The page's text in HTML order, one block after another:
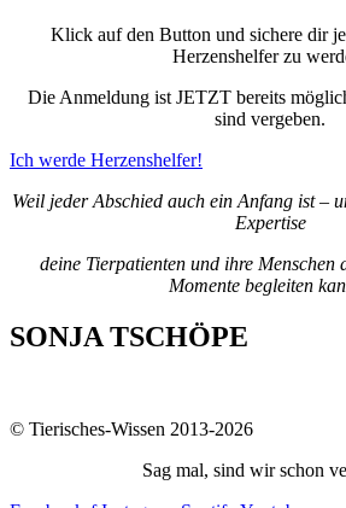
Klick auf den Button und sichere dir
Herzenshelfer zu
Die Anmeldung ist JETZT bereits
sind vergeben.
Ich werde Herzenshelfer!
Weil jeder Abschied auch ein Anfang ist –
Expertise
deine Tierpatienten und ihre Menschen
Momente begleiten
SONJA TSCHÖPE
© Tierisches-Wissen 2013-2026
Sag mal, sind wir schon